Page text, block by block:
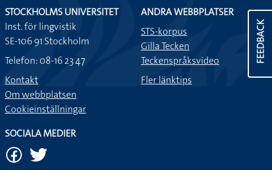
FEEDBACK
STOCKHOLMS UNIVERSITET
Inst. för lingvistik
SE-106 91 Stockholm
Telefon: 08-16 23 47
Kontakt
Om webbplatsen
Cookieinställningar
ANDRA WEBBPLATSER
STS-korpus
Gilla Tecken
Teckenspråksvideo
Fler länktips
SOCIALA MEDIER